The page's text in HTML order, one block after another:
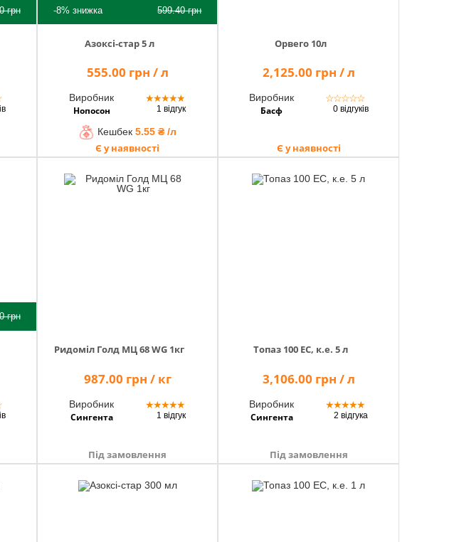
грн -8% знижка 599.40грн
Азоксі-стар 5 л
555.00 грн / л
Виробник
Нопосон
★★★★★
1 відгук
Кешбек 5.55 ₴ /л
Є у наявності
Орвего 10л
2,125.00 грн / л
Виробник
Басф
☆☆☆☆☆
0 відгуків
Є у наявності
грн
Ридоміл Голд МЦ 68 WG 1кг
987.00 грн / кг
Виробник
Сингента
★★★★★
1 відгук
Під замовлення
Топаз 100 ЕС, к.е. 5 л
3,106.00 грн / л
Виробник
Сингента
★★★★★
2 відгука
Під замовлення